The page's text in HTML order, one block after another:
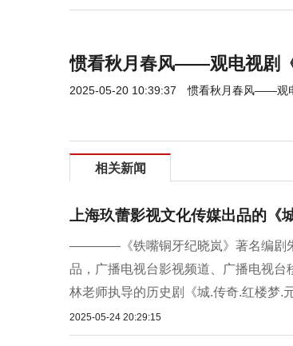
惯看秋月春风——观电视剧
2025-05-20 10:39:37 惯看秋月春风——观
相关新闻
上海玖蕾影视文化传媒出品的《
————《铁嘴铜牙纪晓岚》著名编剧朱
品，广播电视台影视频道、广播电视
林老师执导的历史剧《城.传奇.红楼梦.
2025-05-24 20:29:15